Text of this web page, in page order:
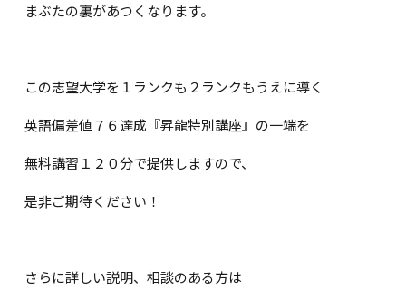
まぶたの裏があつくなります。
この志望大学を１ランクも２ランクもうえに導く
英語偏差値７６達成『昇龍特別講座』の一端を
無料講習１２０分で提供しますので、
是非ご期待ください！
さらに詳しい説明、相談のある方は